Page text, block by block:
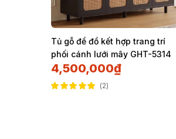
Tủ gỗ để đồ kết hợp trang trí
phối cánh lưới mây GHT-5314
4,500,000₫
2